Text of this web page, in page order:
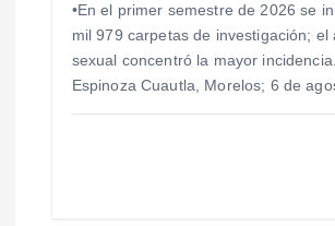
•En el primer semestre de 2026 se
mil 979 carpetas de investigación; el
sexual concentró la mayor
Espinoza Cuautla, Morelos; 6 de